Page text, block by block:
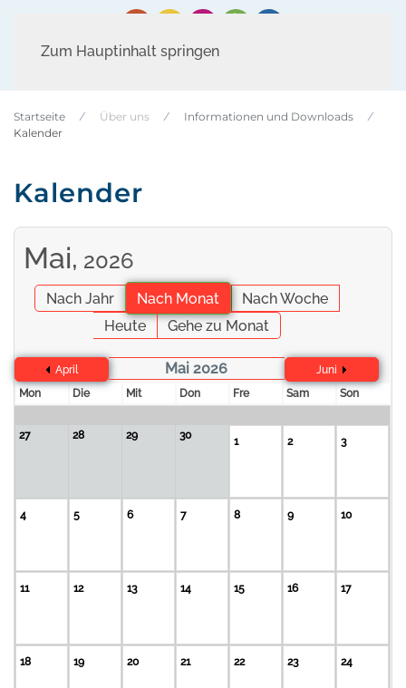
Zum Hauptinhalt springen
Startseite Über uns
Informationen und Downloads
Kalender
Kalender
Mai, 2026
Nach Jahr Nach Monat
Nach Woche
Heute
Gehe zu Monat
April Mai 2026
Juni
Mon
Die Mit Don Fre Sam Son
27 28 29 30 1 2 3
4 5 6 7 8 9 10
11 12 13 14 15 16 17
18 19 20 21 22 23 24